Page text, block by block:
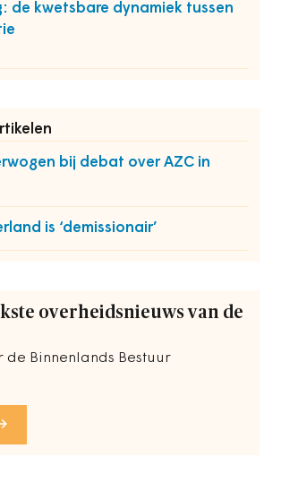
de kwetsbare dynamiek tussen
bij debat over AZC in
is ‘demissionair’
overheidsnieuws van de
de Binnenlands Bestuur